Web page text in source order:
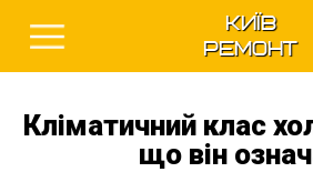
Київ
Ремонт
Кліматичний клас
що він